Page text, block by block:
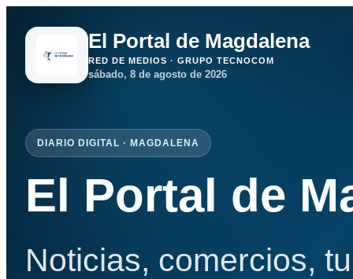
El Portal de Magdalena
RED DE MEDIOS · GRUPO TECNOCOM
sábado, 8 de agosto de 2026
DIARIO DIGITAL · MAGDALENA
El Portal de
Noticias, comercios,